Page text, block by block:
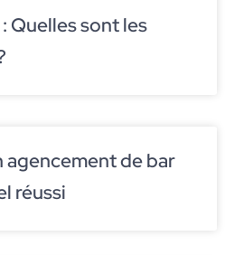
: Quelles sont les
agencement de bar
réussi